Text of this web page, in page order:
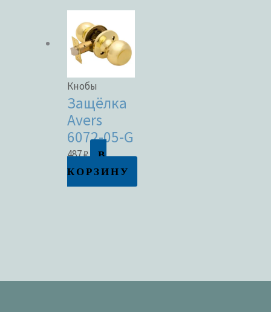
Кнобы
Защёлка
Avers
6072-05-G
487₽
В
КОРЗИНУ